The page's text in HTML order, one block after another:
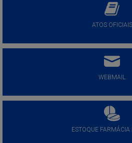
ATOS OFICIAIS
WEBMAIL
ESTOQUE FARMÁCIA